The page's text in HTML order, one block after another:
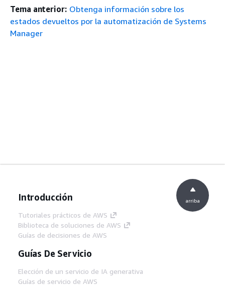
Tema anterior: Obtenga información sobre los
estados devueltos por la automatización de Systems
Manager
Introducción
Tutoriales prácticos de AWS
Biblioteca de soluciones de AWS
Guías de decisiones de AWS
Guías De Servicio
Elección de un servicio de IA generativa
Guías de servicio de AWS
arriba